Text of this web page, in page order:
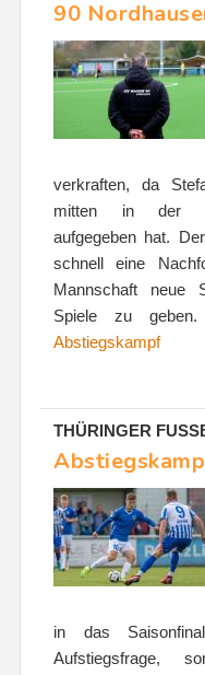
90
verkraften, da
mitten in der
aufgegeben hat.
schnell eine
Mannschaft neue
Spiele zu geben.
Abstiegskampf
THÜRINGER
in das
Aufstiegsfrage,